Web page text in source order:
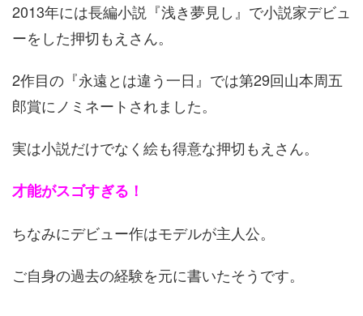
2013年には長編小説『浅き夢見し』で小説家デビュ
ーをした押切もえさん。
2作目の『永遠とは違う一日』では第29回山本周五
郎賞にノミネートされました。
実は小説だけでなく絵も得意な押切もえさん。
才能がスゴすぎる！
ちなみにデビュー作はモデルが主人公。
ご自身の過去の経験を元に書いたそうです。